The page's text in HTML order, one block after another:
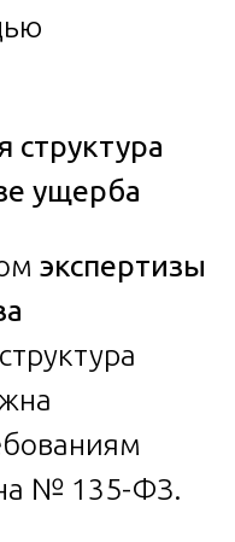
структура
ущерба
экспертизы
№ 135-ФЗ.